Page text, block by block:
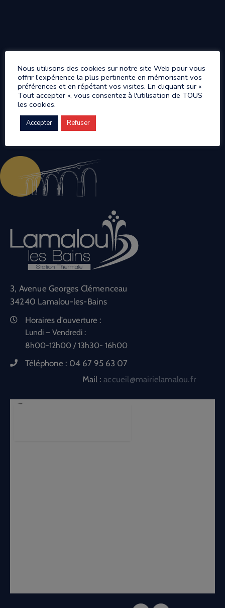
3, Avenue Georges Clémenceau
34240 Lamalou-les-Bains
Horaires d'ouverture :
Lundi – Vendredi :
8h00-12h00 / 13h30- 16h00
Téléphone : 04 67 95 63 07
Mail :accueil@mairielamalou.fr
Nous utilisons des cookies sur notre site Web pour vous
offrir l'expérience la plus pertinente en mémorisant vos
préférences et en répétant vos visites. En cliquant sur «
Tout accepter », vous consentez à l'utilisation de TOUS
les cookies.
Accepter Refuser